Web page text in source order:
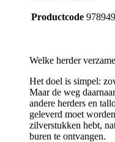
Productcode
Welke herder
Het doel is simpel:
Maar de weg
andere herders en
geleverd moet
zilverstukken hebt,
buren te ontvangen.